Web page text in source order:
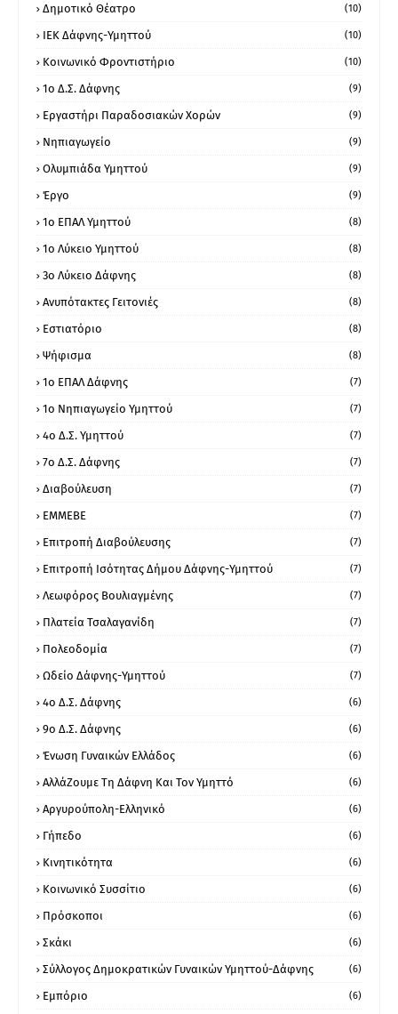
Δημοτικό Θέατρο (10)
ΙΕΚ Δάφνης-Υμηττού (10)
Κοινωνικό Φροντιστήριο (10)
1ο Δ.Σ. Δάφνης (9)
Εργαστήρι Παραδοσιακών Χορών (9)
Νηπιαγωγείο (9)
Ολυμπιάδα Υμηττού (9)
Έργο (9)
1o ΕΠΑΛ Υμηττού (8)
1ο Λύκειο Υμηττού (8)
3ο Λύκειο Δάφνης (8)
Ανυπότακτες Γειτονιές (8)
Εστιατόριο (8)
Ψήφισμα (8)
1ο ΕΠΑΛ Δάφνης (7)
1ο Νηπιαγωγείο Υμηττού (7)
4ο Δ.Σ. Υμηττού (7)
7ο Δ.Σ. Δάφνης (7)
Διαβούλευση (7)
ΕΜΜΕΒΕ (7)
Επιτροπή Διαβούλευσης (7)
Επιτροπή Ισότητας Δήμου Δάφνης-Υμηττού (7)
Λεωφόρος Βουλιαγμένης (7)
Πλατεία Τσαλαγανίδη (7)
Πολεοδομία (7)
Ωδείο Δάφνης-Υμηττού (7)
4ο Δ.Σ. Δάφνης (6)
9ο Δ.Σ. Δάφνης (6)
Ένωση Γυναικών Ελλάδος (6)
ΑλλάΖουμε Τη Δάφνη Και Τον Υμηττό (6)
Αργυρούπολη-Ελληνικό (6)
Γήπεδο (6)
Κινητικότητα (6)
Κοινωνικό Συσσίτιο (6)
Πρόσκοποι (6)
Σκάκι (6)
Σύλλογος Δημοκρατικών Γυναικών Υμηττού-Δάφνης (6)
Εμπόριο (6)